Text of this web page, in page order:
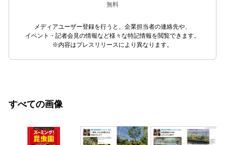
無料
メディアユーザー登録を行うと、企業担当者の連絡先や、
イベント・記者会見の情報など様々な特記情報を閲覧できます。
※内容はプレスリリースにより異なります。
すべての画像